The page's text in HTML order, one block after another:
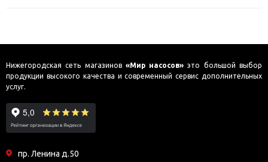
Нижегородская сеть магазинов «Мир насосов» это большой выбор
продукции высокого качества и современный сервис дополнительных
услуг.
пр. Ленина д.50